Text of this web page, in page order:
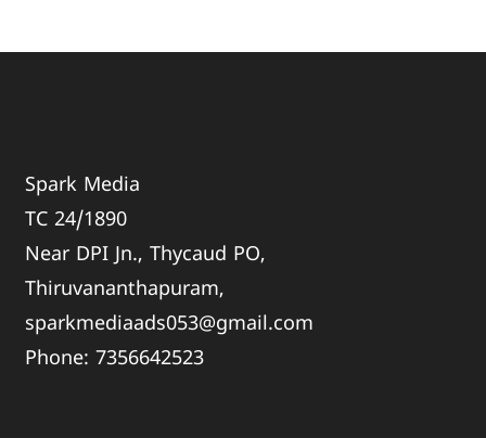
Spark Media
TC 24/1890
Near DPI Jn., Thycaud PO,
Thiruvananthapuram,
sparkmediaads053@gmail.com
Phone:7356642523